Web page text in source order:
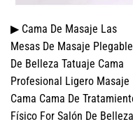
▶ Cama De Masaje Las
Mesas De Masaje Plegable
De Belleza Tatuaje Cama
Profesional Ligero Masaje
Cama Cama De
Físico For Salón De Belleza